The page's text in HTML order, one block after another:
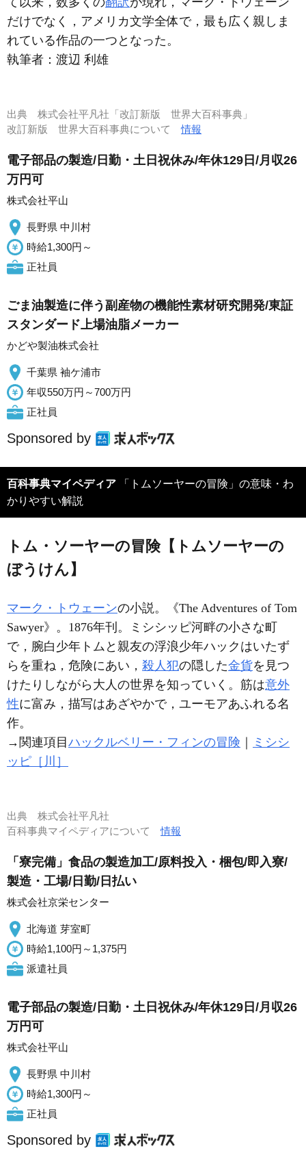
だけでなく，アメリカ文学全体で，最も広く親しま
れている作品の一つとなった。
執筆者： 渡辺 利雄
出典 株式会社平凡社「改訂新版 世界大百科事典」
改訂新版 世界大百科事典について情報
電子部品の製造/日勤・土日祝休み/年休129日/月収26
万円可
株式会社平山
長野県 中川村
時給1,300円～
正社員
ごま油製造に伴う副産物の機能性素材研究開発/東証
スタンダード上場油脂メーカー
かどや製油株式会社
千葉県 袖ケ浦市
年収550万円～700万円
正社員
Sponsored by
百科事典マイペディア 「トムソーヤーの冒険」の意味・わ
かりやすい解説
トム・ソーヤーの冒険【トムソーヤーの
ぼうけん】
マーク・トウェーンの小説。《The Adventures of Tom
Sawyer》。1876年刊。ミシシッピ河畔の小さな町
で，腕白少年トムと親友の浮浪少年ハックはいたず
らを重ね，危険にあい， 殺人犯の隠した金貨を見つ
けたりしながら大人の世界を知っていく。筋は意外
性に富み，描写はあざやかで，ユーモアあふれる名
作。
→関連項目ハックルベリー・フィンの冒険 ｜ ミシシ
ッピ［川］
出典 株式会社平凡社
百科事典マイペディアについて情報
「寮完備」食品の製造加工/原料投入・梱包/即入寮/
製造・工場/日勤/日払い
株式会社京栄センター
北海道 芽室町
時給1,100円～1,375円
派遣社員
電子部品の製造/日勤・土日祝休み/年休129日/月収26
万円可
株式会社平山
長野県 中川村
時給1,300円～
正社員
Sponsored by